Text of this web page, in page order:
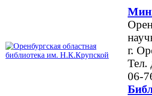
г.
Тел.
06-